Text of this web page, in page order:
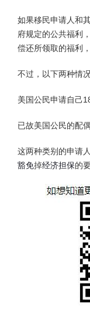
如果移民申请人和
府规定的公共福利
偿还所领取的福利
不过，以下两种情
美国公民申请自己
已故美国公民的配
这两种类别的申请
豁免掉经济担保的